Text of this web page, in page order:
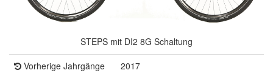
STEPS mit DI2 8G Schaltung
Vorherige Jahrgänge
2017